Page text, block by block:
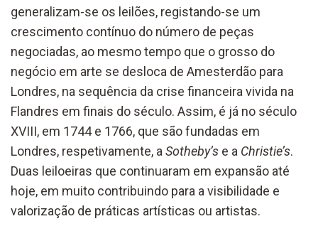
generalizam-se os leilões, registando-se um
crescimento contínuo do número de peças
negociadas, ao mesmo tempo que o grosso do
negócio em arte se desloca de Amesterdão para
Londres, na sequência da crise financeira vivida na
Flandres em finais do século. Assim, é já no século
XVIII, em 1744 e 1766, que são fundadas em
Londres, respetivamente, a Sotheby’s e a Christie’s.
Duas leiloeiras que continuaram em expansão até
hoje, em muito contribuindo para a visibilidade e
valorização de práticas artísticas ou artistas.